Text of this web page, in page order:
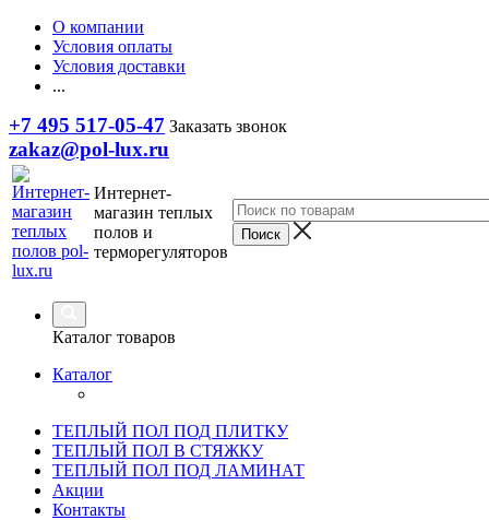
О компании
Условия оплаты
Условия доставки
...
+7 495 517-05-47 Заказать звонок
zakaz@pol-lux.ru
Интернет-
магазин теплых
полов и
терморегуляторов
Каталог товаров
Каталог
ТЕПЛЫЙ ПОЛ ПОД ПЛИТКУ
ТЕПЛЫЙ ПОЛ В СТЯЖКУ
ТЕПЛЫЙ ПОЛ ПОД ЛАМИНАТ
Акции
Контакты